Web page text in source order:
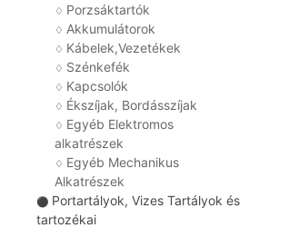
♢ Porzsáktartók
♢ Akkumulátorok
♢ Kábelek,Vezetékek
♢ Szénkefék
♢ Kapcsolók
♢ Ékszíjak, Bordásszíjak
♢ Egyéb Elektromos
alkatrészek
♢ Egyéb Mechanikus
Alkatrészek
⚫ Portartályok, Vizes Tartályok és
tartozékai